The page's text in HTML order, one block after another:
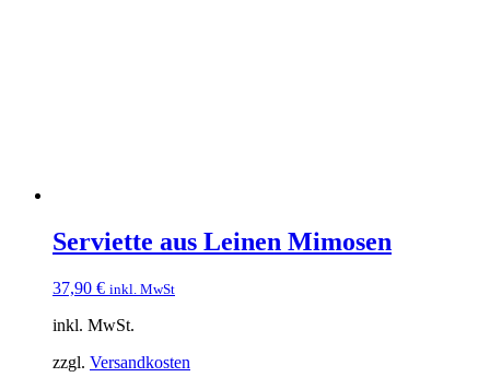
Serviette aus Leinen Mimosen
37,90 € inkl. MwSt
inkl. MwSt.
zzgl. Versandkosten